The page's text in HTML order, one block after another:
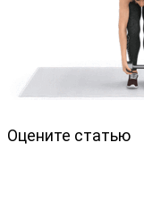
Оцените статью